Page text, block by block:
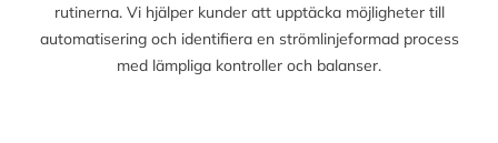
rutinerna. Vi hjälper kunder att upptäcka möjligheter till
automatisering och identifiera en strömlinjeformad process
med lämpliga kontroller och balanser.